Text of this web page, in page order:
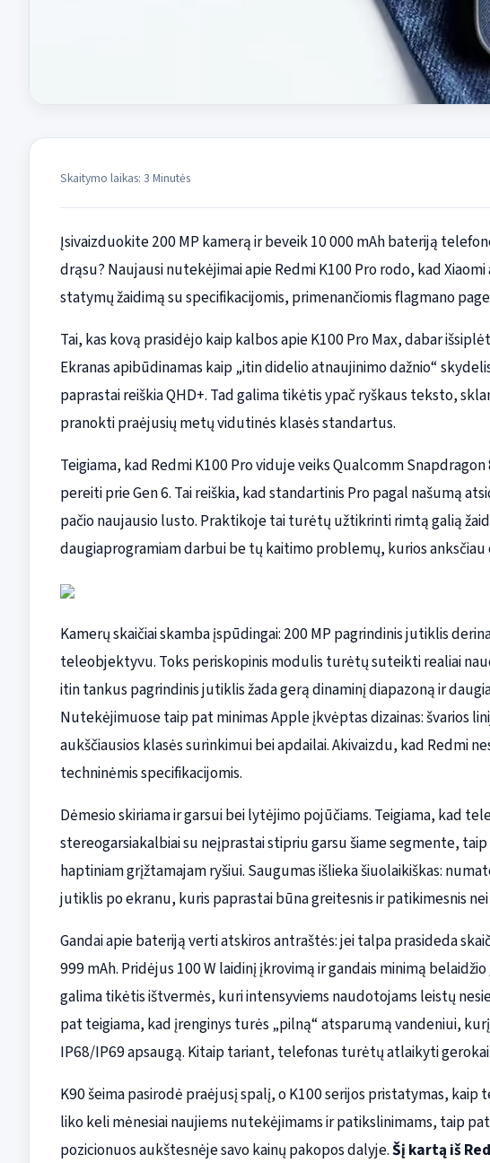
Skaitymo laikas: 3 Minutės
Įsivaizduokite 200 MP kamerą ir beveik 10 000 mAh bateriją
drąsu? Naujausi nutekėjimai apie Redmi K100 Pro rodo, kad
statymų žaidimą su specifikacijomis, primenančiomis flagmano
Tai, kas kovą prasidėjo kaip kalbos apie K100 Pro Max, dabar
Ekranas apibūdinamas kaip „itin didelio atnaujinimo dažnio“
paprastai reiškia QHD+. Tad galima tikėtis ypač ryškaus teksto,
pranokti praėjusių metų vidutinės klasės standartus.
Teigiama, kad Redmi K100 Pro viduje veiks Qualcomm
pereiti prie Gen 6. Tai reiškia, kad standartinis Pro pagal našumą
pačio naujausio lusto. Praktikoje tai turėtų užtikrinti rimtą galią
daugiaprogramiam darbui be tų kaitimo problemų, kurios anksčiau
Kamerų skaičiai skamba įspūdingai: 200 MP pagrindinis jutiklis
teleobjektyvu. Toks periskopinis modulis turėtų suteikti realiai
itin tankus pagrindinis jutiklis žada gerą dinaminį diapazoną ir
Nutekėjimuose taip pat minimas Apple įkvėptas dizainas: švarios
aukščiausios klasės surinkimui bei apdailai. Akivaizdu, kad Redmi
techninėmis specifikacijomis.
Dėmesio skiriama ir garsui bei lytėjimo pojūčiams. Teigiama, kad
stereogarsiakalbiai su neįprastai stipriu garsu šiame segmente,
haptiniam grįžtamajam ryšiui. Saugumas išlieka šiuolaikiškas:
jutiklis po ekranu, kuris paprastai būna greitesnis ir patikimesnis
Gandai apie bateriją verti atskiros antraštės: jei talpa prasideda
999 mAh. Pridėjus 100 W laidinį įkrovimą ir gandais minimą
galima tikėtis ištvermės, kuri intensyviems naudotojams leistų
pat teigiama, kad įrenginys turės „pilną“ atsparumą vandeniui,
IP68/IP69 apsaugą. Kitaip tariant, telefonas turėtų atlaikyti
K90 šeima pasirodė praėjusį spalį, o K100 serijos pristatymas,
liko keli mėnesiai naujiems nutekėjimams ir patikslinimams, taip
pozicionuos aukštesnėje savo kainų pakopos dalyje.Šį kartą iš